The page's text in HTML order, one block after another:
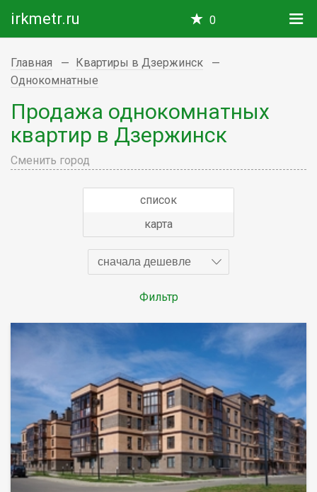
irkmetr.ru 0
Главная
Квартиры в Дзержинск
Однокомнатные
Продажа однокомнатных
квартир в Дзержинск
Сменить город
список
карта
сначала дешевле
Фильтр